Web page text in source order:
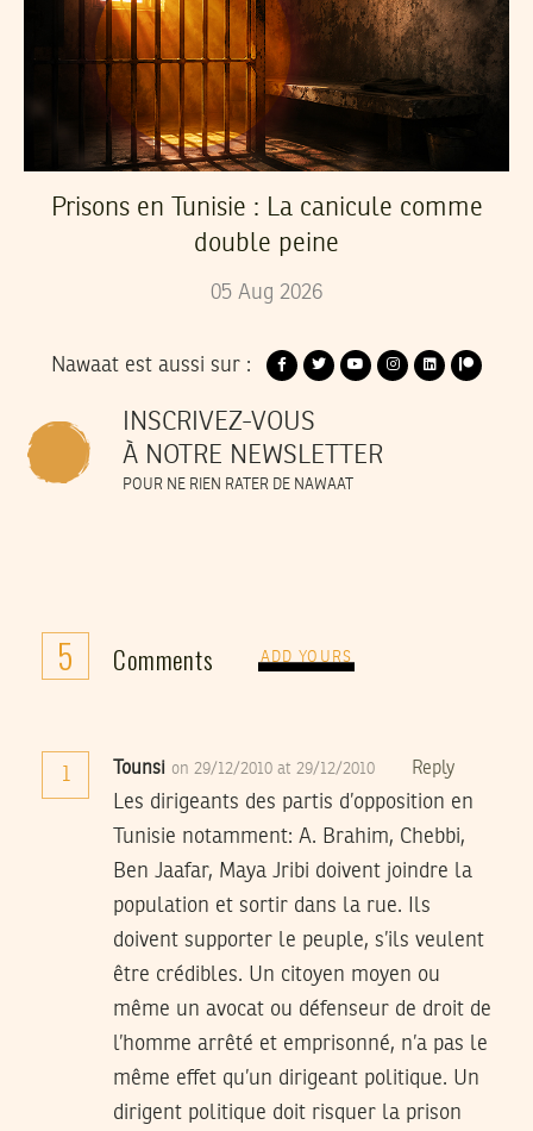
Prisons en Tunisie : La canicule comme
double peine
05 Aug 2026
Nawaat est aussi sur :
INSCRIVEZ-VOUS
À NOTRE NEWSLETTER
POUR NE RIEN RATER DE NAWAAT
5 Comments ADD YOURS
1 Tounsi on 29/12/2010 at 29/12/2010 Reply
Les dirigeants des partis d’opposition en
Tunisie notamment: A. Brahim, Chebbi,
Ben Jaafar, Maya Jribi doivent joindre la
population et sortir dans la rue. Ils
doivent supporter le peuple, s’ils veulent
être crédibles. Un citoyen moyen ou
même un avocat ou défenseur de droit de
l’homme arrêté et emprisonné, n’a pas le
même effet qu’un dirigeant politique. Un
dirigent politique doit risquer la prison